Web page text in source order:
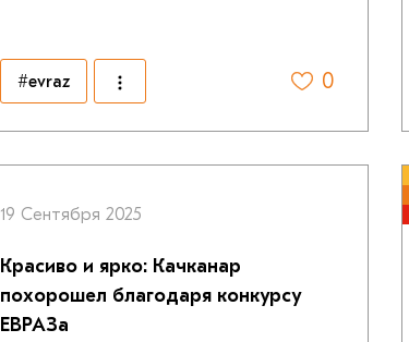
#evraz 0
19 Сентября 2025
Красиво и ярко: Качканар
похорошел благодаря конкурсу
ЕВРАЗа